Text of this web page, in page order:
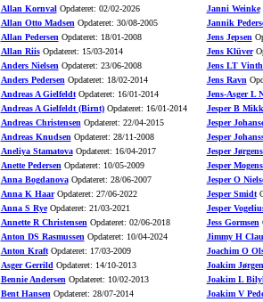
Allan KornvalOpdateret: 02/02-2026
Allan Otto Madsen Opdateret: 30/08-2005
Allan Pedersen Opdateret: 18/01-2008
Allan RiisOpdateret: 15/03-2014
Anders Nielsen Opdateret: 23/06-2008
Anders Pedersen Opdateret: 18/02-2014
Andreas A GielfeldtOpdateret: 16/01-2014
Andreas A Gielfeldt (Birnt)Opdateret: 16/01-2014
Andreas Christensen Opdateret: 22/04-2015
Andreas Knudsen Opdateret: 28/11-2008
Aneliya StamatovaOpdateret: 16/04-2017
Anette Pedersen Opdateret: 10/05-2009
Anna BogdanovaOpdateret: 28/06-2007
Anna K HaarOpdateret: 27/06-2022
Anna S RyeOpdateret: 21/03-2021
Annette R Christensen Opdateret: 02/06-2018
Anton DS Rasmussen Opdateret: 10/04-2024
Anton KraftOpdateret: 17/03-2009
Asger Gerrild Opdateret: 14/10-2013
Bennie Andersen Opdateret: 10/02-2013
Bent Hansen Opdateret: 28/07-2014
Janni Weinke
Jannik
Jens Jepsen
Jens Klüver
Jens LT
Jens Ravn
Jens-Asger L
Jesper B
Jesper
Jesper
Jesper
Jesper
Jesper O
Jesper Smidt
Jesper
Jess Gormsen
Jimmy H
Joachim O
Joakim
Joakim L
Joakim V